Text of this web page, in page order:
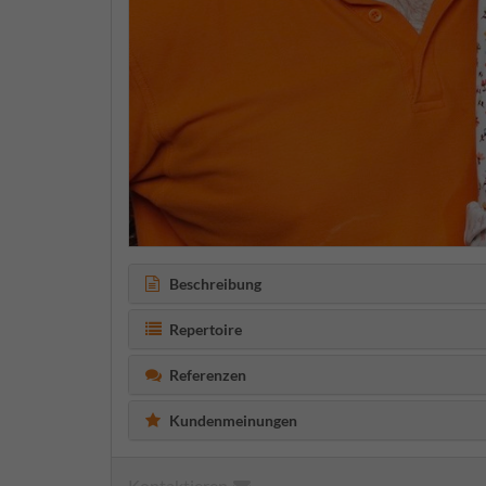
Beschreibung
Repertoire
Referenzen
Kundenmeinungen